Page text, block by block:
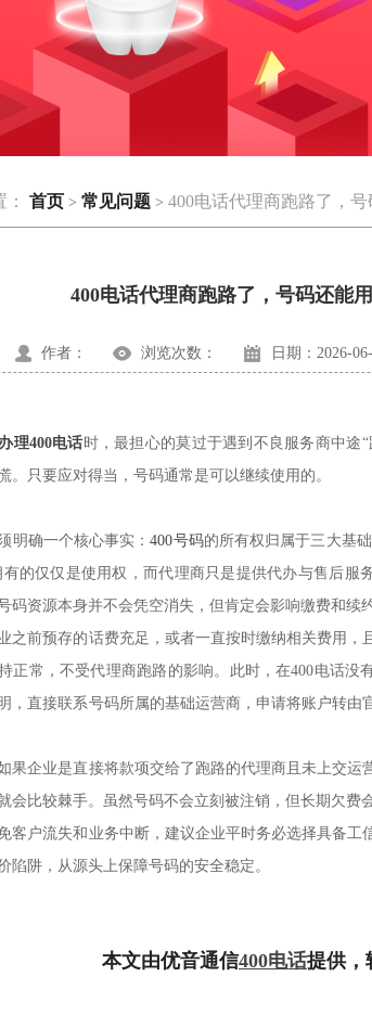
首页 > 常见问题 > 400电话代理商跑路了，号
400电话代理商跑路了，号码还能
作者： 浏览次数： 日期：2026-
办理400电话时，最担心的莫过于遇到不良服务商中途
。只要应对得当，号码通常是可以继续使用的。
确一个核心事实：400号码的所有权归属于三大基
的仅仅是使用权，而代理商只是提供代办与售后服
码资源本身并不会凭空消失，但肯定会影响缴费和续
前预存的话费充足，或者一直按时缴纳相关费用，
正常，不受代理商跑路的影响。此时，在400电话没
，直接联系号码所属的基础运营商，申请将账户转由
企业是直接将款项交给了跑路的代理商且未上交运
会比较棘手。虽然号码不会立刻被注销，但长期欠费
户流失和业务中断，建议企业平时务必选择具备工
陷阱，从源头上保障号码的安全稳定。
本文由优音通信400电话提供，